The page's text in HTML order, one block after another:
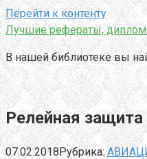
Перейти к контенту
Лучшие рефераты,
В нашей библиотеке вы
Релейная защита
07.02.2018Рубрика: